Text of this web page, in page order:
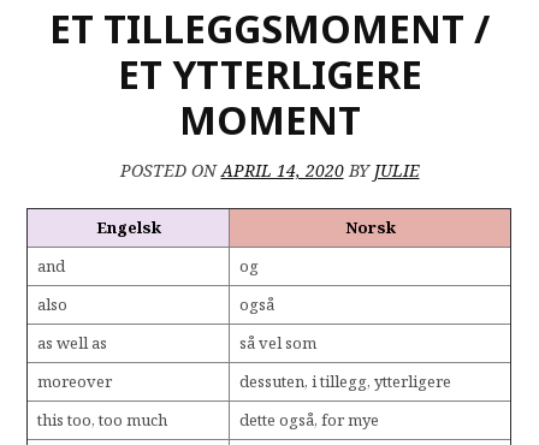
ET TILLEGGSMOMENT /
ET YTTERLIGERE
MOMENT
POSTED ONAPRIL 14, 2020BY JULIE
Engelsk
Norsk
and
og
also
også
as well as
så vel som
moreover
dessuten, i tillegg, ytterligere
this too, too much
dette også, for mye